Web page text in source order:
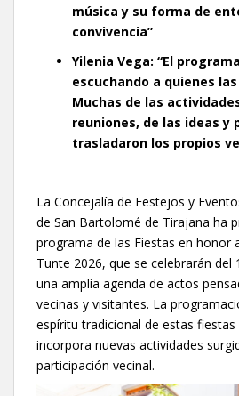
música y su forma de
convivencia”
Yilenia Vega: “El
escuchando a quienes
Muchas de las
reuniones, de las ideas y
trasladaron los propios
La Concejalía de Festejos y
de San Bartolomé de Tirajana ha
programa de las Fiestas en honor
Tunte 2026, que se celebrarán del
una amplia agenda de actos
vecinas y visitantes. La
espíritu tradicional de estas
incorpora nuevas actividades
participación vecinal.